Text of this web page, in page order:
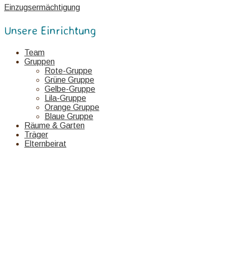
Einzugsermächtigung
Unsere Einrichtung
Team
Gruppen
Rote-Gruppe
Grüne Gruppe
Gelbe-Gruppe
Lila-Gruppe
Orange Gruppe
Blaue Gruppe
Räume & Garten
Träger
Elternbeirat